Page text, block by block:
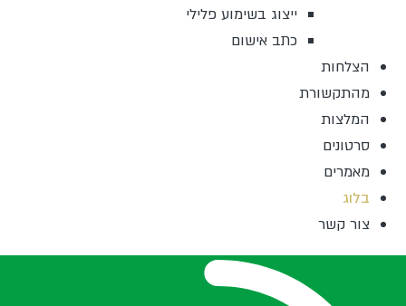
ייצוג בשימוע פלילי
כתב אישום
הצלחות
מהתקשורת
המלצות
סרטונים
מאמרים
בלוג
צור קשר